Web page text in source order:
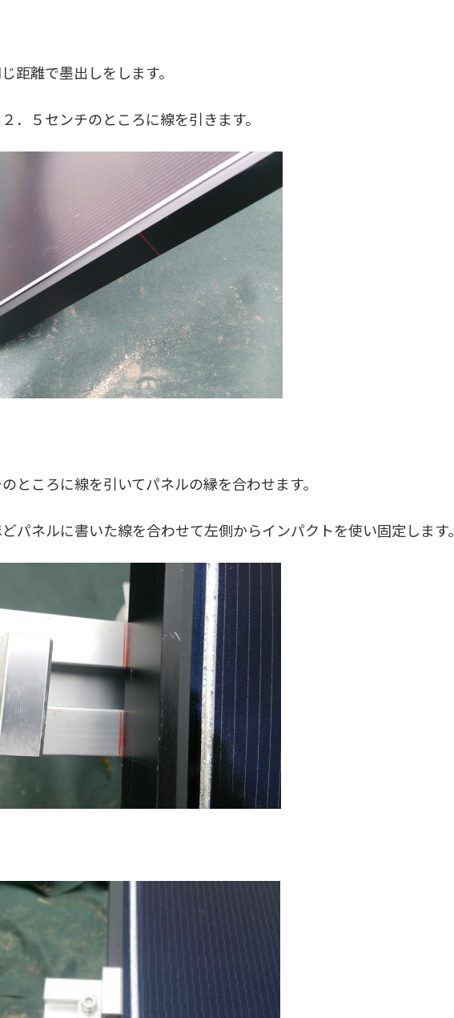
距離で墨出しをします。
．５センチのところに線を引きます。
ところに線を引いてパネルの縁を合わせます。
パネルに書いた線を合わせて左側からインパクトを使い固定します。